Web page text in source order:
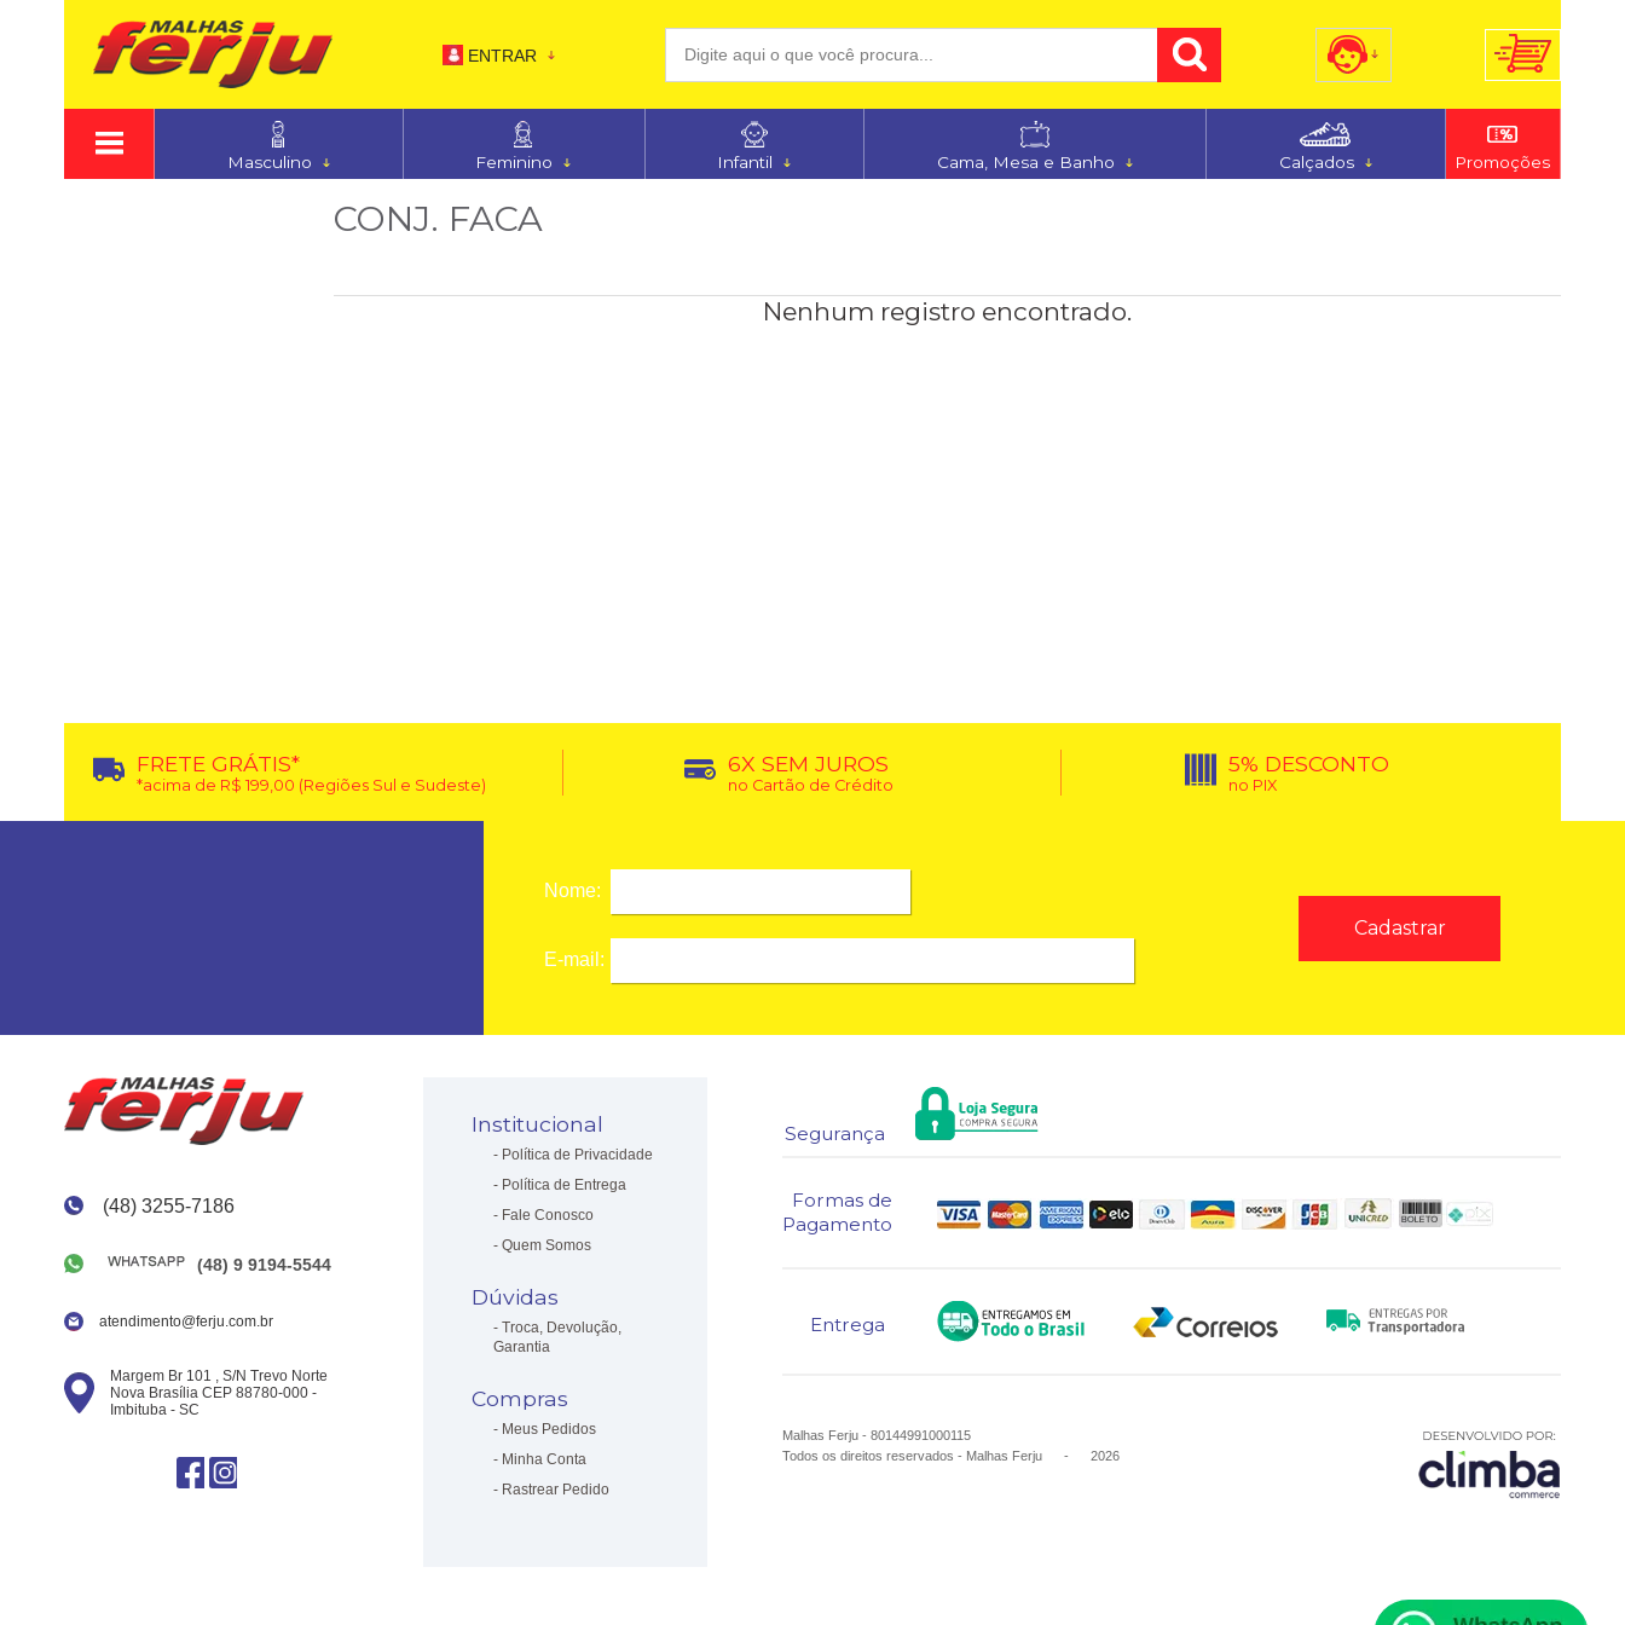
ENTRAR
(48) 3255-7186
Masculino Feminino Infantil Cama, Mesa e Banho Calçados Promoções
CONJ. FACA
Nenhum registro encontrado.
FRETE GRÁTIS*
*acima de R$ 199,00 (Regiões Sul e Sudeste)
6X SEM JUROS
no Cartão de Crédito
5% DESCONTO
no PIX
Nome:
E-mail:
(48) 3255-7186
(48) 9 9194-5544
atendimento@ferju.com.br
Margem Br 101 , S/N Trevo Norte
Nova Brasília CEP 88780-000 -
Imbituba - SC
Institucional
Política de Privacidade
Política de Entrega
Fale Conosco
Quem Somos
Dúvidas
Troca, Devolução,
Garantia
Compras
Meus Pedidos
Minha Conta
Rastrear Pedido
Segurança
Formas de
Pagamento
Entrega
Malhas Ferju - 80144991000115
Todos os direitos reservados- Malhas Ferju - 2026